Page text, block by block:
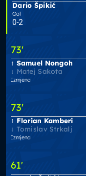
Dario Špikić
Gol
0-2
73'
Samuel Nongoh
Matej Sakota
Izmjena
73'
Florian Kamberi
Tomislav Strkalj
Izmjena
61'